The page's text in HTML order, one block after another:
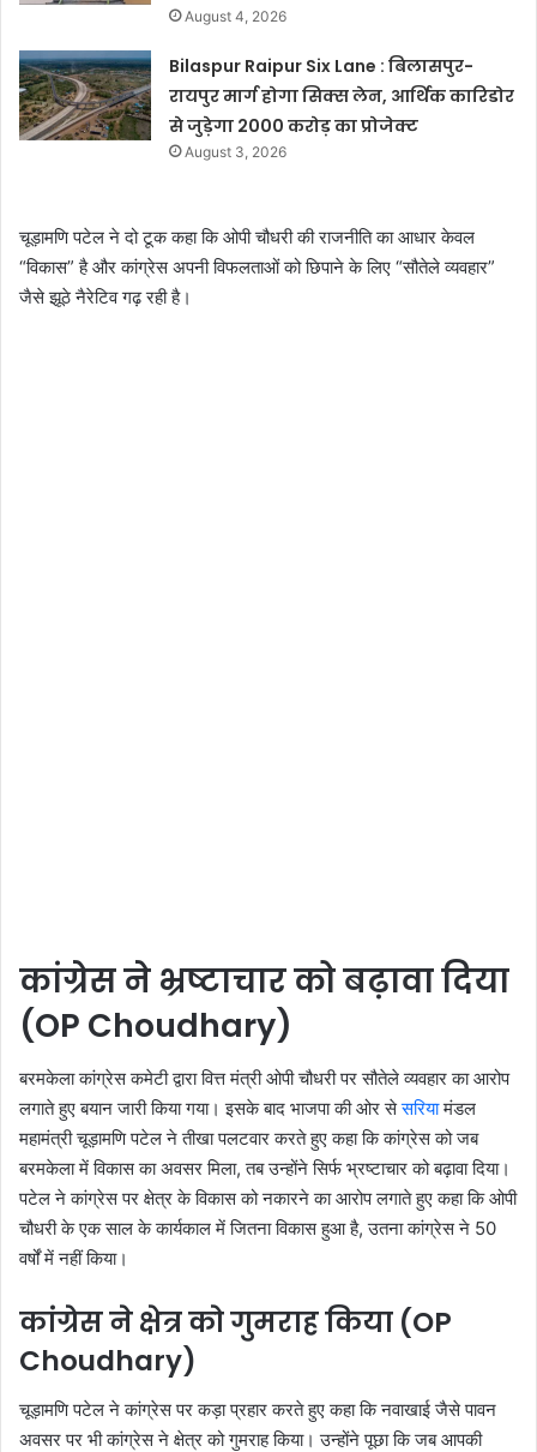
August 4, 2026
Bilaspur Raipur Six Lane : बिलासपुर-
रायपुर मार्ग होगा सिक्स लेन, आर्थिक कारिडोर
से जुड़ेगा 2000 करोड़ का प्रोजेक्ट
August 3, 2026
चूड़ामणि पटेल ने दो टूक कहा कि ओपी चौधरी की राजनीति का आधार केवल
“विकास” है और कांग्रेस अपनी विफलताओं को छिपाने के लिए “सौतेले व्यवहार”
जैसे झूठे नैरेटिव गढ़ रही है।
कांग्रेस ने भ्रष्टाचार को बढ़ावा दिया
(OP Choudhary)
बरमकेला कांग्रेस कमेटी द्वारा वित्त मंत्री ओपी चौधरी पर सौतेले व्यवहार का आरोप
लगाते हुए बयान जारी किया गया। इसके बाद भाजपा की ओर सेसरियामंडल
महामंत्री चूड़ामणि पटेल ने तीखा पलटवार करते हुए कहा कि कांग्रेस को जब
बरमकेला में विकास का अवसर मिला, तब उन्होंने सिर्फ भ्रष्टाचार को बढ़ावा दिया।
पटेल ने कांग्रेस पर क्षेत्र के विकास को नकारने का आरोप लगाते हुए कहा कि ओपी
चौधरी के एक साल के कार्यकाल में जितना विकास हुआ है, उतना कांग्रेस ने 50
वर्षों में नहीं किया।
कांग्रेस ने क्षेत्र को गुमराह किया (OP
Choudhary)
चूड़ामणि पटेल ने कांग्रेस पर कड़ा प्रहार करते हुए कहा कि नवाखाई जैसे पावन
अवसर पर भी कांग्रेस ने क्षेत्र को गुमराह किया। उन्होंने पूछा कि जब आपकी